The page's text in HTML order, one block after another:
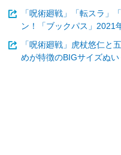
「呪術廻戦」「転スラ」
ン！「ブックパス」2021
「呪術廻戦」虎杖悠仁と
めが特徴のBIGサイズぬ